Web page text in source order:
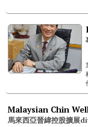
馬來西亞晉緯控股擴展